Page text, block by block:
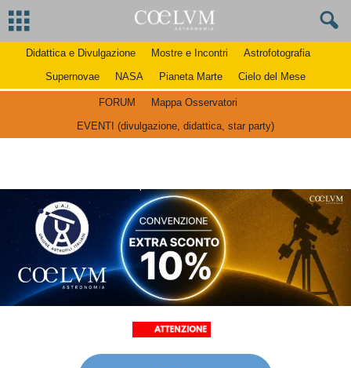
Didattica e Divulgazione Mostre e Incontri
Astrofotografia
Supernovae
NASA Pianeta Marte Cielo del Mese
FORUM
Mappa Osservatori
EVENTI (divulgazione, didattica, star party)